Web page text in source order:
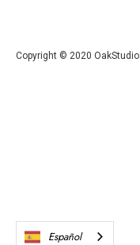
Copyright © 2020 OakStudio
Español